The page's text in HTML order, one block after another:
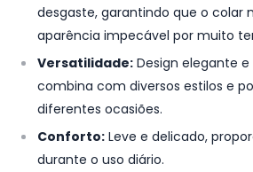
desgaste, garantindo que o colar
aparência impecável por muito
Versatilidade: Design elegante
combina com diversos estilos e
diferentes ocasiões.
Conforto: Leve e delicado,
durante o uso diário.